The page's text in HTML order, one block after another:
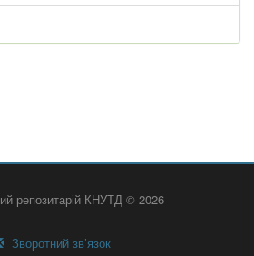
репозитарій КНУТД © 2026
Зворотний зв’язок